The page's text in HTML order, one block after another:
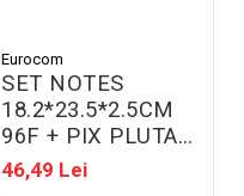
Eurocom
SET NOTES
18.2*23.5*2.5CM
96F + PIX PLUTA
7076621
46,49 Lei